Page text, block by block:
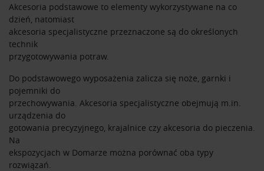
Akcesoria podstawowe to elementy wykorzystywane na co
dzień, natomiast
akcesoria specjalistyczne przeznaczone są do określonych
technik
przygotowywania potraw.
Do podstawowego wyposażenia zalicza się noże, garnki i
pojemniki do
przechowywania. Akcesoria specjalistyczne obejmują m.in.
urządzenia do
gotowania precyzyjnego, krajalnice czy akcesoria do pieczenia.
Na
ekspozycjach w Domarze można porównać oba typy
rozwiązań.